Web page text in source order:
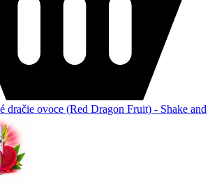
dračie ovoce (Red Dragon Fruit) - Shake and